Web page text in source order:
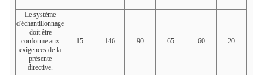
Le système
d'échantillonnage
doit être
conforme aux
exigences de la
présente
directive.
15 146 90 65 60 20